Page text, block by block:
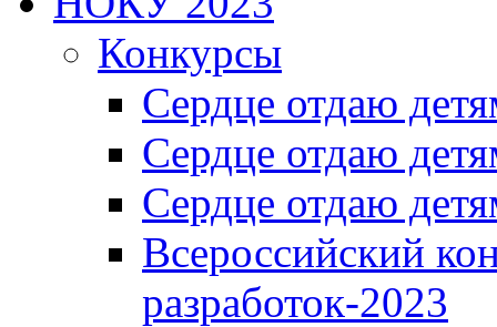
Конкурсы
Сердце отдаю
Сердце отдаю
Сердце отдаю
Всероссийский
разработок-2023